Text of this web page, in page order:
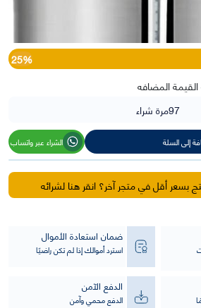
25%
المضافه
97مرة شراء
إلى السلة الشراء عبر واتساب
أقل في متجر آخر؟ انقر هنا لشرائه
ضمان استعادة الأموال
استرد أموالك إذا لم تكن راضيًا
الدفع الآمن
الدفع محمي وآمن